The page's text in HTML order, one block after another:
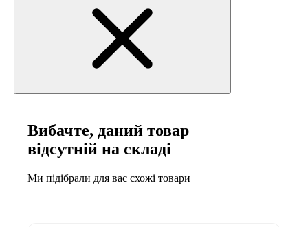
Вибачте, даний товар
відсутній на складі
Ми підібрали для вас схожі товари